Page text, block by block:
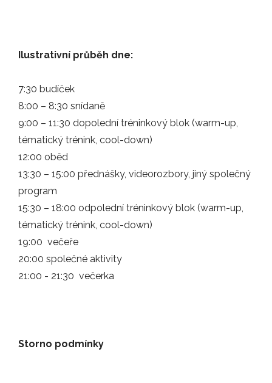
Vážení členové klubu, na základě…
INFO
11.01.2025
Tento článek byl sepsán 15. 12. 2024.…
ZÁPASY
16.11.2024
Den s florbalem v Jablonci je opět tady…
AKCE
Áčko Jablonce zvítězilo nad FbC Hradec…
Ilustrativní průběh dne:
7:30 budíček
8:00 – 8:30 snídaně
9:00 – 11:30 dopolední tréninkový blok (warm-up,
tématický trénink, cool-down)
12:00 oběd
13:30 – 15:00 přednášky, videorozbory, jiný společný
program
15:30 – 18:00 odpolední tréninkový blok (warm-up,
tématický trénink, cool-down)
19:00 večeře
20:00 společné aktivity
21:00 - 21:30 večerka
Storno podmínky